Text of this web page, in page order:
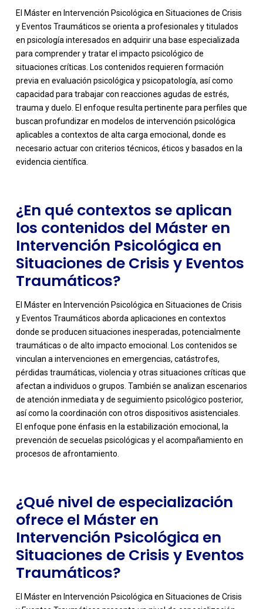
El Máster en Intervención Psicológica en Situaciones de Crisis
y Eventos Traumáticos se orienta a profesionales y titulados
en psicología interesados en adquirir una base especializada
para comprender y tratar el impacto psicológico de
situaciones críticas. Los contenidos requieren formación
previa en evaluación psicológica y psicopatología, así como
capacidad para trabajar con reacciones agudas de estrés,
trauma y duelo. El enfoque resulta pertinente para perfiles que
buscan profundizar en modelos de intervención psicológica
aplicables a contextos de alta carga emocional, donde es
necesario actuar con criterios técnicos, éticos y basados en la
evidencia científica.
-
¿En qué contextos se aplican
los contenidos del Máster en
Intervención Psicológica en
Situaciones de Crisis y Eventos
Traumáticos?
El Máster en Intervención Psicológica en Situaciones de Crisis
y Eventos Traumáticos aborda aplicaciones en contextos
donde se producen situaciones inesperadas, potencialmente
traumáticas o de alto impacto emocional. Los contenidos se
vinculan a intervenciones en emergencias, catástrofes,
pérdidas traumáticas, violencia y otras situaciones críticas que
afectan a individuos o grupos. También se analizan escenarios
de atención inmediata y de seguimiento psicológico posterior,
así como la coordinación con otros dispositivos asistenciales.
El enfoque pone énfasis en la estabilización emocional, la
prevención de secuelas psicológicas y el acompañamiento en
procesos de afrontamiento.
-
¿Qué nivel de especialización
ofrece el Máster en
Intervención Psicológica en
Situaciones de Crisis y Eventos
Traumáticos?
El Máster en Intervención Psicológica en Situaciones de Crisis